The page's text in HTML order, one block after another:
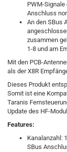
PWM-
Anschluss
An den SBus
zusammen
1-8 und am
Mit den PCB-
als der X8R
Dieses Produkt
Somit ist eine
Taranis
Update des HF-
Features:
Kanalanzahl:
SBus